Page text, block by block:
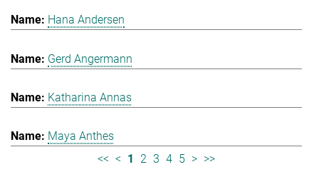
Hana Andersen
Gerd Angermann
Katharina Annas
Maya Anthes
<< < 1 2 3 4 5 > >>